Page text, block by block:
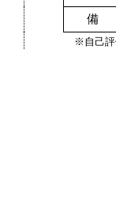
備
※自己評